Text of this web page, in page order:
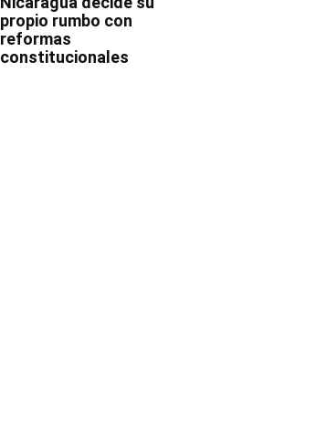
propio rumbo con
reformas
constitucionales